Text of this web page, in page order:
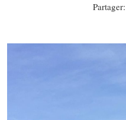
Partager: